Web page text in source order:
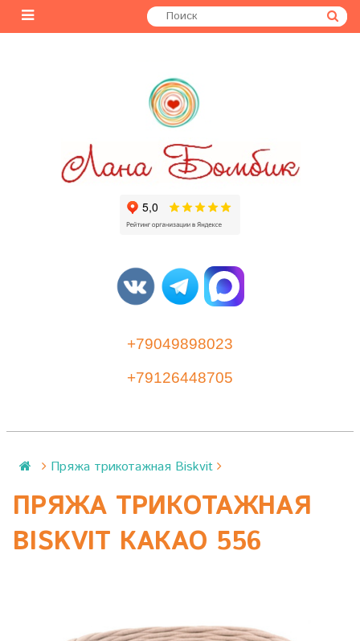
+79049898023
+79126448705
Пряжа трикотажная Biskvit
ПРЯЖА ТРИКОТАЖНАЯ
BISKVIT КАКАО 556